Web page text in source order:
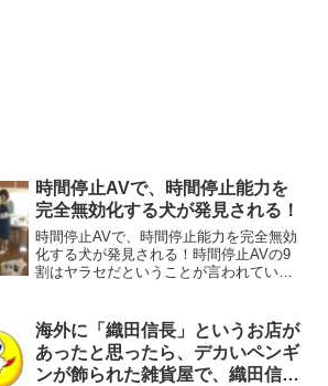
時間停止AVで、時間停止能力を
完全無効化する犬が発見される！
時間停止AVで、時間停止能力を完全無効
化する犬が発見される！時間停止AVの9
割はヤラセだということが言われていま
AVであっても、その時間停止能力を無効
化する犬がいると...
海外に「織田信長」というお店が
あったと思ったら、デカいペンギ
ンが飾られた雑貨屋で、織田信長